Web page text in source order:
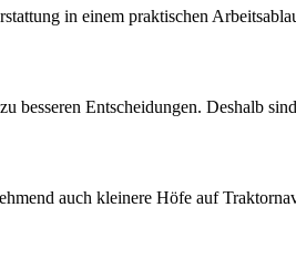
in einem praktischen
Entscheidungen. Deshalb
auch kleinere Höfe auf